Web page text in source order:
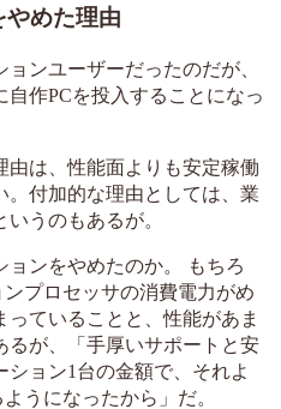
やめた理由
ンユーザーだったのだが、
作PCを投入することになっ
由は、性能面よりも安定稼働
。付加的な理由としては、業
うのもあるが。
ンをやめたのか。 もちろ
プロセッサの消費電力がめ
ていることと、性能があま
るが、「手厚いサポートと安
ョン1台の金額で、それよ
うになったから」だ。